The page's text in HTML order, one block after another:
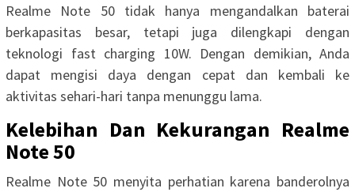
Realme Note 50 tidak hanya mengandalkan baterai
berkapasitas besar, tetapi juga dilengkapi dengan
teknologi fast charging 10W. Dengan demikian, Anda
dapat mengisi daya dengan cepat dan kembali ke
aktivitas sehari-hari tanpa menunggu lama.
Kelebihan Dan Kekurangan Realme
Note 50
Realme Note 50 menyita perhatian karena banderolnya